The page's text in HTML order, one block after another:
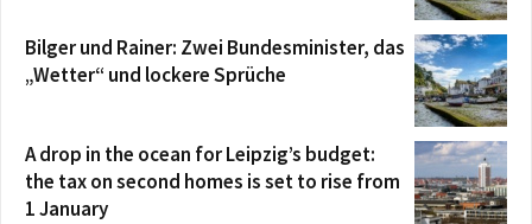
Bilger und Rainer: Zwei Bundesminister, das
„Wetter“ und lockere Sprüche
A drop in the ocean for Leipzig’s budget:
the tax on second homes is set to rise from
1 January